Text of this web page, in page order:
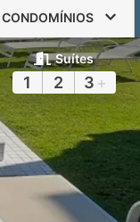
CONDOMÍNIOS
Suítes
1 2 3 +